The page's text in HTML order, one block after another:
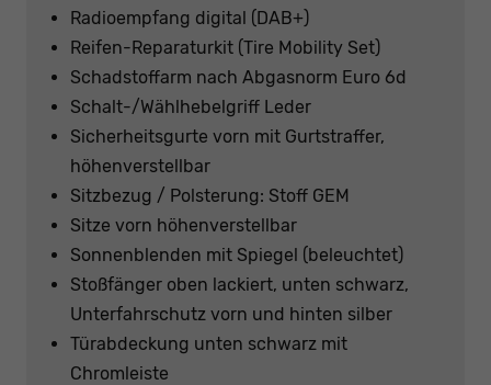
Radioempfang digital (DAB+)
Reifen-Reparaturkit (Tire Mobility Set)
Schadstoffarm nach Abgasnorm Euro 6d
Schalt-/Wählhebelgriff Leder
Sicherheitsgurte vorn mit Gurtstraffer,
höhenverstellbar
Sitzbezug / Polsterung: Stoff GEM
Sitze vorn höhenverstellbar
Sonnenblenden mit Spiegel (beleuchtet)
Stoßfänger oben lackiert, unten schwarz,
Unterfahrschutz vorn und hinten silber
Türabdeckung unten schwarz mit
Chromleiste